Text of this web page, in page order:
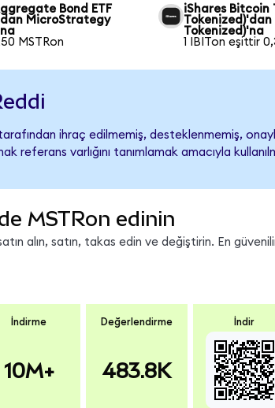
Bond ETF
MicroStrategy
MSTRon
iShares Bitcoin
Tokenized)'na
1 IBITon eşittir
ihraç edilmemiş, desteklenmemiş,
referans varlığını tanımlamak amacıyla
MSTRon edinin
alın, satın, takas edin ve değiştirin. En
İndirme
10M+
Değerlendirme
483.8K
İndir